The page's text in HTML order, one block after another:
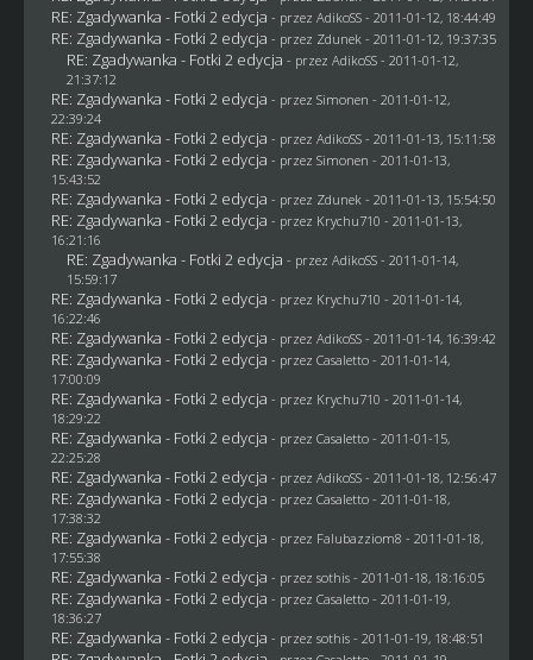
RE: Zgadywanka - Fotki 2 edycja - przez AdikoSS - 2011-01-12, 18:44:49
RE: Zgadywanka - Fotki 2 edycja - przez Zdunek - 2011-01-12, 19:37:35
RE: Zgadywanka - Fotki 2 edycja - przez AdikoSS - 2011-01-12,
21:37:12
RE: Zgadywanka - Fotki 2 edycja - przez Simonen - 2011-01-12,
22:39:24
RE: Zgadywanka - Fotki 2 edycja - przez AdikoSS - 2011-01-13, 15:11:58
RE: Zgadywanka - Fotki 2 edycja - przez Simonen - 2011-01-13,
15:43:52
RE: Zgadywanka - Fotki 2 edycja - przez Zdunek - 2011-01-13, 15:54:50
RE: Zgadywanka - Fotki 2 edycja - przez Krychu710 - 2011-01-13,
16:21:16
RE: Zgadywanka - Fotki 2 edycja - przez AdikoSS - 2011-01-14,
15:59:17
RE: Zgadywanka - Fotki 2 edycja - przez Krychu710 - 2011-01-14,
16:22:46
RE: Zgadywanka - Fotki 2 edycja - przez AdikoSS - 2011-01-14, 16:39:42
RE: Zgadywanka - Fotki 2 edycja - przez Casaletto- 2011-01-14,
17:00:09
RE: Zgadywanka - Fotki 2 edycja - przez Krychu710 - 2011-01-14,
18:29:22
RE: Zgadywanka - Fotki 2 edycja - przez Casaletto- 2011-01-15,
22:25:28
RE: Zgadywanka - Fotki 2 edycja - przez AdikoSS - 2011-01-18, 12:56:47
RE: Zgadywanka - Fotki 2 edycja - przez Casaletto- 2011-01-18,
17:38:32
RE: Zgadywanka - Fotki 2 edycja - przez Falubazziom8 - 2011-01-18,
17:55:38
RE: Zgadywanka - Fotki 2 edycja - przez sothis- 2011-01-18, 18:16:05
RE: Zgadywanka - Fotki 2 edycja - przez Casaletto- 2011-01-19,
18:36:27
RE: Zgadywanka - Fotki 2 edycja - przez sothis- 2011-01-19, 18:48:51